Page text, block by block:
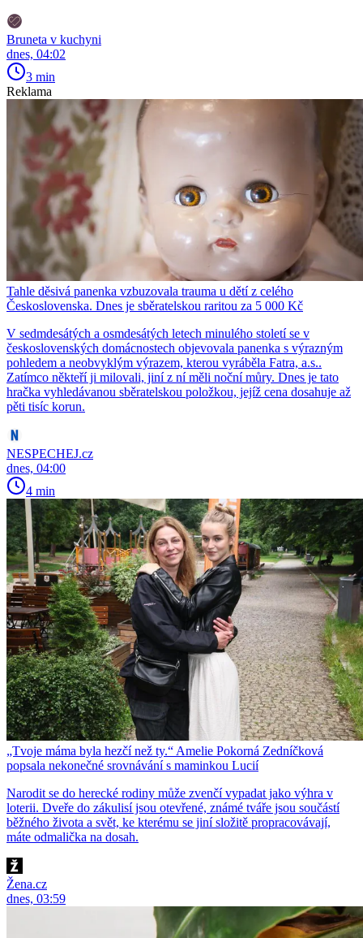
Bruneta v kuchyni
dnes, 04:02
3 min
Reklama
Tahle děsivá panenka vzbuzovala trauma u dětí z celého
Československa. Dnes je sběratelskou raritou za 5 000 Kč
V sedmdesátých a osmdesátých letech minulého století se v
československých domácnostech objevovala panenka s výrazným
pohledem a neobvyklým výrazem, kterou vyráběla Fatra, a.s..
Zatímco někteří ji milovali, jiní z ní měli noční můry. Dnes je tato
hračka vyhledávanou sběratelskou položkou, jejíž cena dosahuje až
pěti tisíc korun.
NESPECHEJ.cz
dnes, 04:00
4 min
„Tvoje máma byla hezčí než ty.“ Amelie Pokorná Zedníčková
popsala nekonečné srovnávání s maminkou Lucií
Narodit se do herecké rodiny může zvenčí vypadat jako výhra v
loterii. Dveře do zákulisí jsou otevřené, známé tváře jsou součástí
běžného života a svět, ke kterému se jiní složitě propracovávají,
máte odmalička na dosah.
Žena.cz
dnes, 03:59